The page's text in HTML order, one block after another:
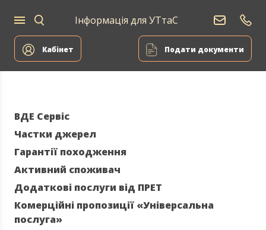
Кабінет Подати документи
Інформація для УТтаС
дому
компаній
Постачання
природного
газу
ВДЕ Сервіс
Частки джерел
Гарантії походження
Активний споживач
Додаткові послуги від ПРЕТ
Комерційні пропозиції «Універсальна
послуга»